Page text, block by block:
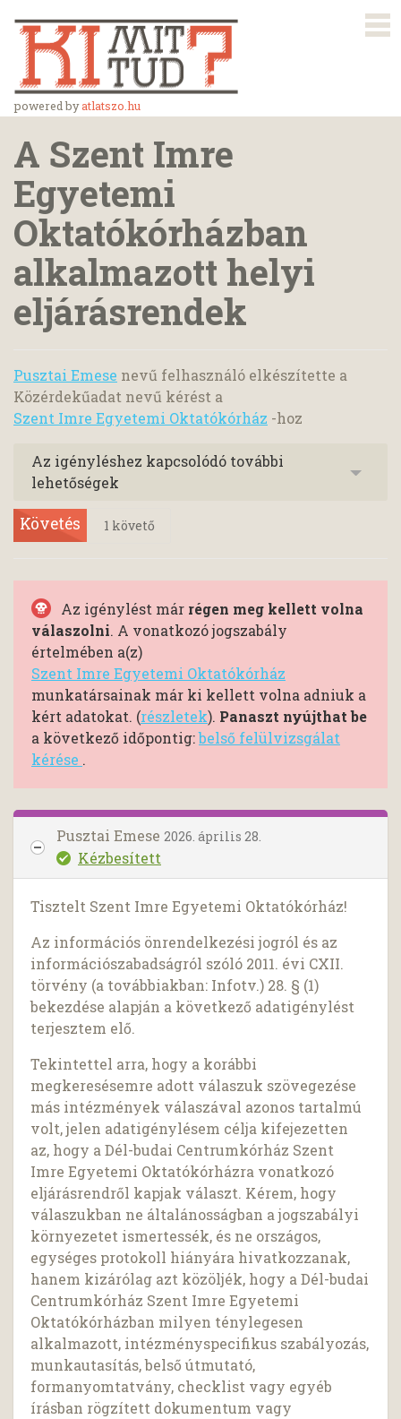
powered byatlatszo.hu
A Szent Imre
Egyetemi
Oktatókórházban
alkalmazott helyi
eljárásrendek
Pusztai Emese nevű felhasználó elkészítette a
Közérdekűadat nevű kérést a
Szent Imre Egyetemi Oktatókórház -hoz
Az igényléshez kapcsolódó további
lehetőségek
Követés 1 követő
Az igénylést már régen meg kellett volna
válaszolni. A vonatkozó jogszabály
értelmében a(z)
Szent Imre Egyetemi Oktatókórház
munkatársainak már ki kellett volna adniuk a
kért adatokat. (részletek). Panaszt nyújthat be
a következő időpontig:belső felülvizsgálat
kérése .
Pusztai Emese 2026. április 28.
Kézbesített
Tisztelt Szent Imre Egyetemi Oktatókórház!
Az információs önrendelkezési jogról és az
információszabadságról szóló 2011. évi CXII.
törvény (a továbbiakban: Infotv.) 28. § (1)
bekezdése alapján a következő adatigénylést
terjesztem elő.
Tekintettel arra, hogy a korábbi
megkeresésemre adott válaszuk szövegezése
más intézmények válaszával azonos tartalmú
volt, jelen adatigénylésem célja kifejezetten
az, hogy a Dél-budai Centrumkórház Szent
Imre Egyetemi Oktatókórházra vonatkozó
eljárásrendről kapjak választ. Kérem, hogy
válaszukban ne általánosságban a jogszabályi
környezetet ismertessék, és ne országos,
egységes protokoll hiányára hivatkozzanak,
hanem kizárólag azt közöljék, hogy a Dél-budai
Centrumkórház Szent Imre Egyetemi
Oktatókórházban milyen ténylegesen
alkalmazott, intézményspecifikus szabályozás,
munkautasítás, belső útmutató,
formanyomtatvány, checklist vagy egyéb
írásban rögzített dokumentum vagy